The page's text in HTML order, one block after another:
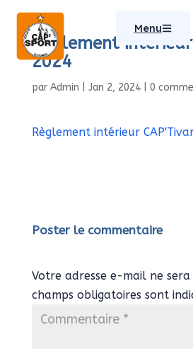
Menu
Règlement intérieur
2024
par Admin Jan 2, 2024| 0
Règlement intérieur
Poster le commentaire
Votre adresse e-mail ne sera
champs obligatoires sont